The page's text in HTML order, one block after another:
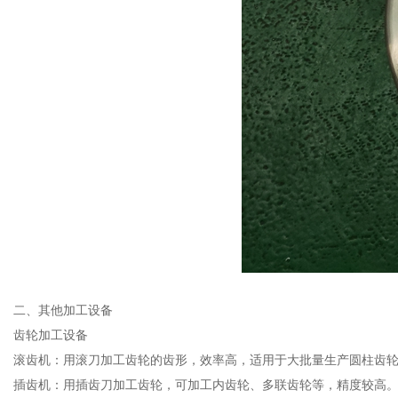
二、其他加工设备
齿轮加工设备
滚齿机：用滚刀加工齿轮的齿形，效率高，适用于大批量生产圆柱齿
插齿机：用插齿刀加工齿轮，可加工内齿轮、多联齿轮等，精度较高。